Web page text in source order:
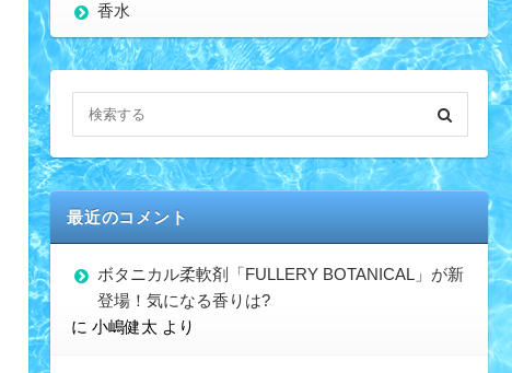
香水
最近のコメント
ボタニカル柔軟剤「FULLERY BOTANICAL」が新
登場！気になる香りは?
に 小嶋健太 より